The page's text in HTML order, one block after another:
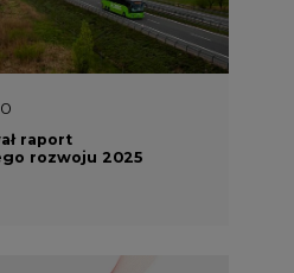
raport
rozwoju 2025